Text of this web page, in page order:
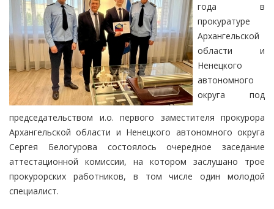
года в
прокуратуре
Архангельской
области и
Ненецкого
автономного
округа под
председательством и.о. первого заместителя прокурора
Архангельской области и Ненецкого автономного округа
Сергея Белогурова состоялось очередное заседание
аттестационной комиссии, на котором заслушано трое
прокурорских работников, в том числе один молодой
специалист.